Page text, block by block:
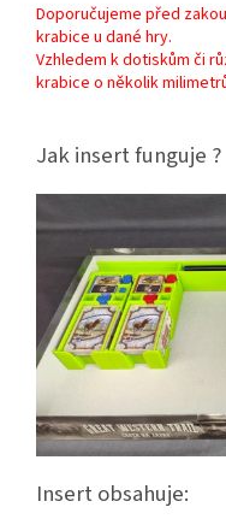
Doporučujeme před
krabice u dané hry.
Vzhledem k dotiskům či
krabice o několik
Jak insert funguje ?
Insert obsahuje: